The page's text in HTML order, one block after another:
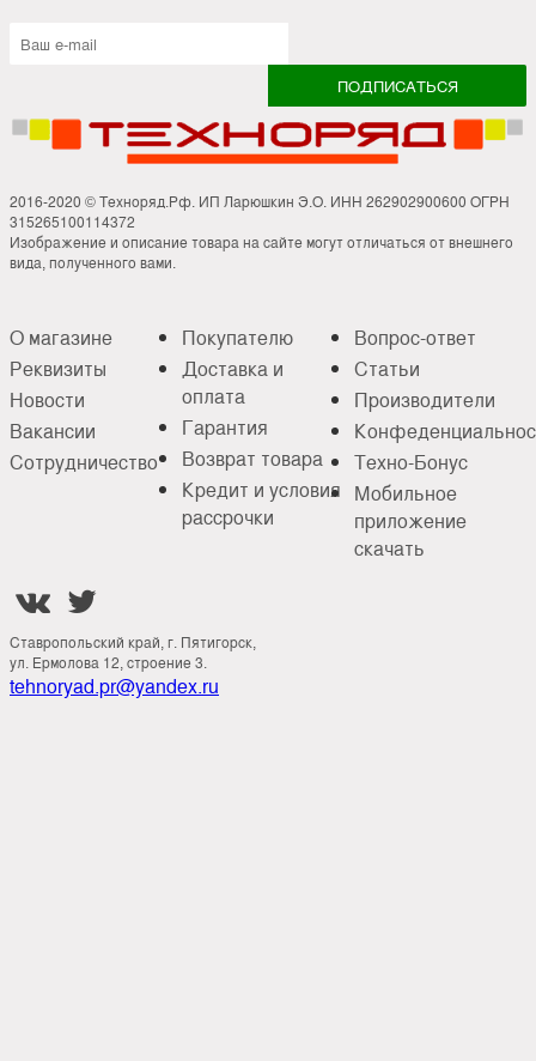
2016-2020 © Техноряд.Рф. ИП Ларюшкин Э.О. ИНН 262902900600 ОГРН
315265100114372
Изображение и описание товара на сайте могут отличаться от внешнего
вида, полученного вами.
О магазине
Реквизиты
Новости
Вакансии
Сотрудничество
Покупателю
Доставка и
оплата
Гарантия
Возврат товара
Кредит и условия
рассрочки
Вопрос-ответ
Статьи
Производители
Техно-Бонус
Мобильное
приложение
скачать
 
Ставропольский край, г. Пятигорск,
ул. Ермолова 12, строение 3.
tehnoryad.pr@yandex.ru